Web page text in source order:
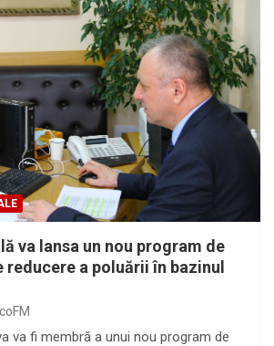
va lansa un nou program de
reducere a poluării în bazinul
va fi membră a unui nou program de